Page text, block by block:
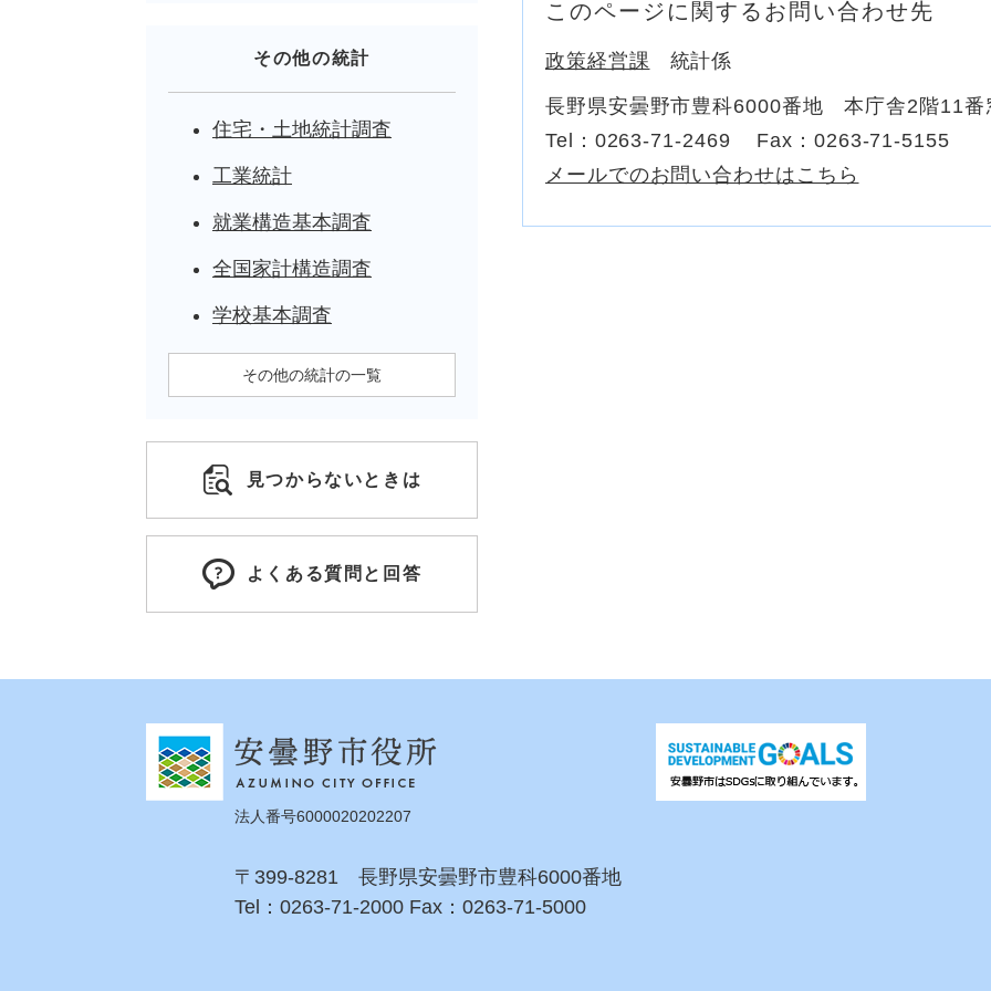
このページに関するお問い合わせ先
政策経営課 統計係
長野県安曇野市豊科6000番地 本庁舎2階11番
Tel：0263-71-2469
Fax：0263-71-5155
メールでのお問い合わせはこちら
その他の統計
住宅・土地統計調査
工業統計
就業構造基本調査
全国家計構造調査
学校基本調査
その他の統計の一覧
見つからないときは
よくある質問と回答
法人番号6000020202207
〒399-8281 長野県安曇野市豊科6000番地
Tel：0263-71-2000 Fax：0263-71-5000